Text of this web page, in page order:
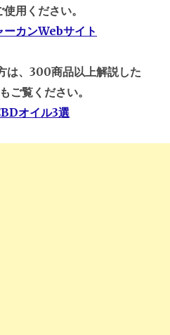
用ください。
カンWebサイト
は、300商品以上解説した
ご覧ください。
オイル3選